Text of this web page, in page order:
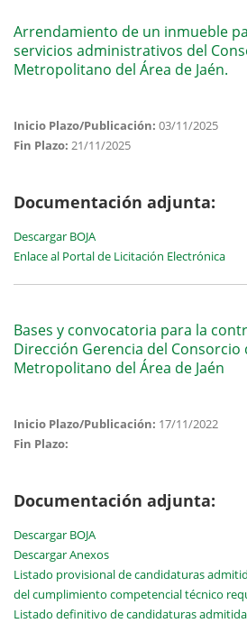
Arrendamiento de un inmueble
servicios administrativos del
Metropolitano del Área de Jaén.
Inicio Plazo/Publicación: 03/11/2025
Fin Plazo: 21/11/2025
Documentación adjunta:
Descargar BOJA
Enlace al Portal de Licitación Electrónica
Bases y convocatoria para la
Dirección Gerencia del
Metropolitano del Área de Jaén
Inicio Plazo/Publicación: 17/11/2022
Fin Plazo:
Documentación adjunta:
Descargar BOJA
Descargar Anexos
Listado provisional de candidaturas
del cumplimiento competencial técnico
Listado definitivo de candidaturas